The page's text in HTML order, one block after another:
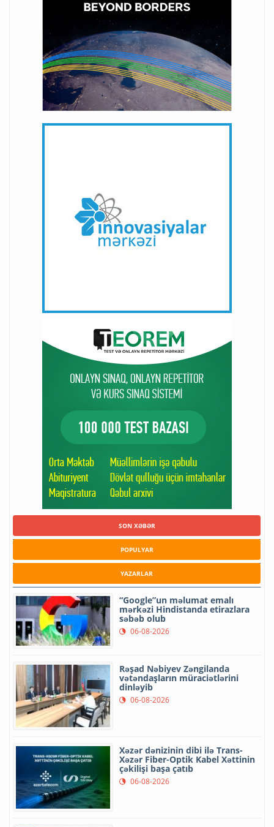
SON XƏBƏR
POPULYAR
YAZARLAR
“Google”un məlumat emalı
mərkəzi Hindistanda etirazlara
səbəb olub
06-08-2026
Rəşad Nəbiyev Zəngilanda
vətəndaşların müraciətlərini
dinləyib
06-08-2026
Xəzər dənizinin dibi ilə Trans-
Xəzər Fiber-Optik Kabel Xəttinin
çəkilişi başa çatıb
06-08-2026